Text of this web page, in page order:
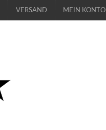
VERSAND MEIN KONTO